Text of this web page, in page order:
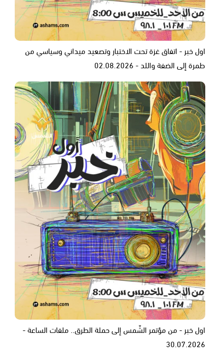
اول خبر - اتفاق غزة تحت الاختبار وتصعيد ميداني وسياسي من
طمرة إلى الضفة واللد - 02.08.2026
اول خبر - من مؤتمر الشّمس إلى حملة الطرق.. ملفات الساعة -
30.07.2026